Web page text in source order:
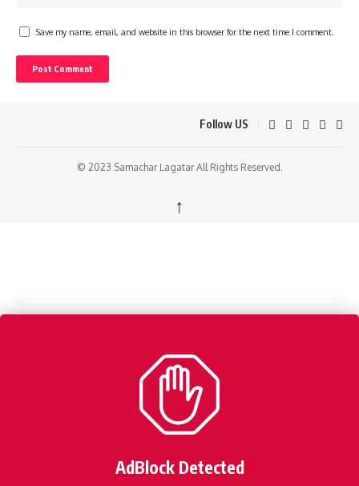
Save my name, email, and website in this browser for the next time I comment.
Follow US
© 2023 Samachar Lagatar All Rights Reserved.
↑
AdBlock Detected